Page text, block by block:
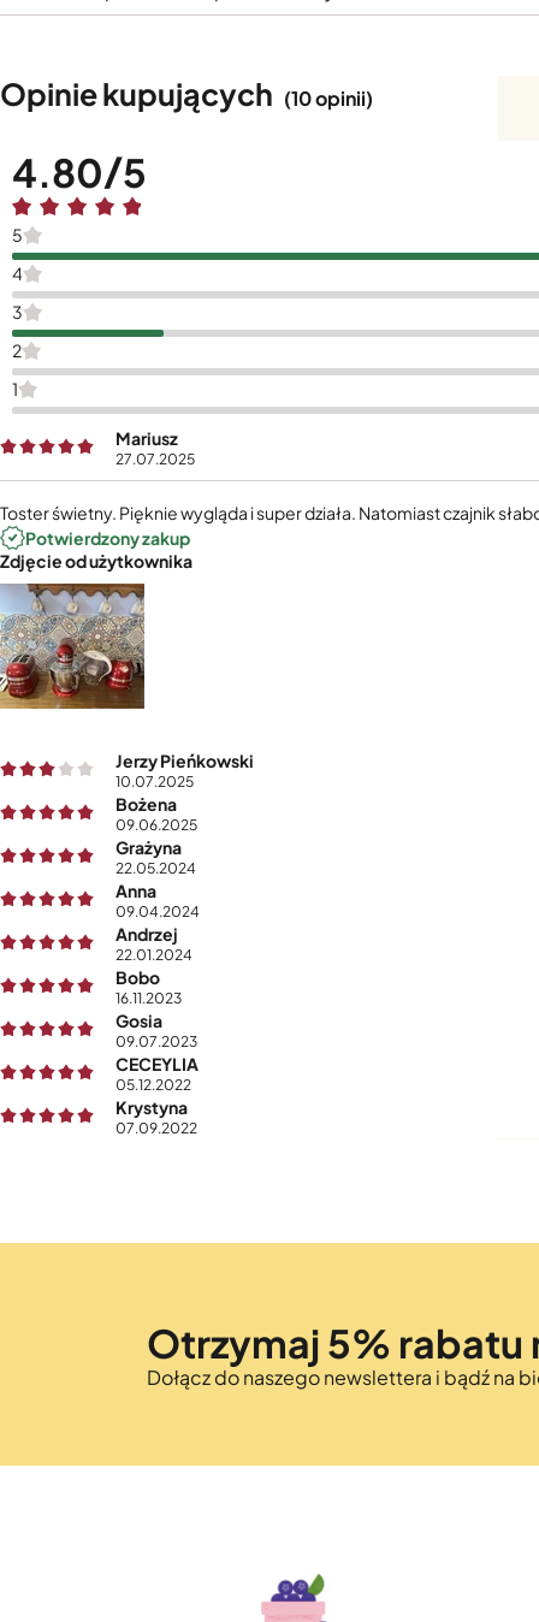
Opinie kupujących (10 opinii)
4.80
5
4
3
2
1
Mariusz
27.07.2025
Toster świetny. Pięknie wygląda i super działa. Natomiast czajnik
Potwierdzony zakup
Zdjęcie od użytkownika
Jerzy Pieńkowski
10.07.2025
Bożena
09.06.2025
Grażyna
22.05.2024
Anna
09.04.2024
Andrzej
22.01.2024
Bobo
16.11.2023
Gosia
09.07.2023
CECEYLIA
05.12.2022
Krystyna
07.09.2022
Otrzymaj 5% rabatu
Dołącz do naszego newslettera i bądź na